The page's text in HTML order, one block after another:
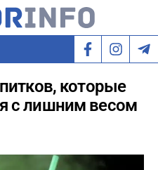
которые
с лишним весом